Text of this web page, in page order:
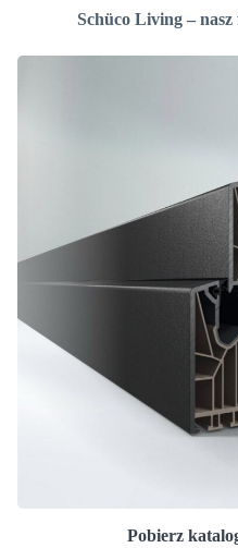
Schüco Living –
Pobierz